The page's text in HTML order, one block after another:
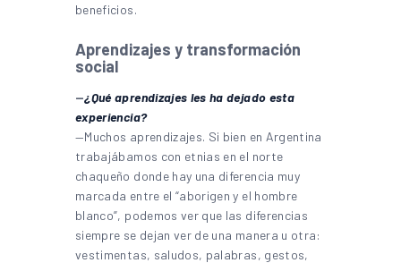
beneficios.
Aprendizajes y transformación
social
—¿Qué aprendizajes les ha dejado esta
experiencia?
—Muchos aprendizajes. Si bien en Argentina
trabajábamos con etnias en el norte
chaqueño donde hay una diferencia muy
marcada entre el “aborigen y el hombre
blanco”, podemos ver que las diferencias
siempre se dejan ver de una manera u otra:
vestimentas, saludos, palabras, gestos,